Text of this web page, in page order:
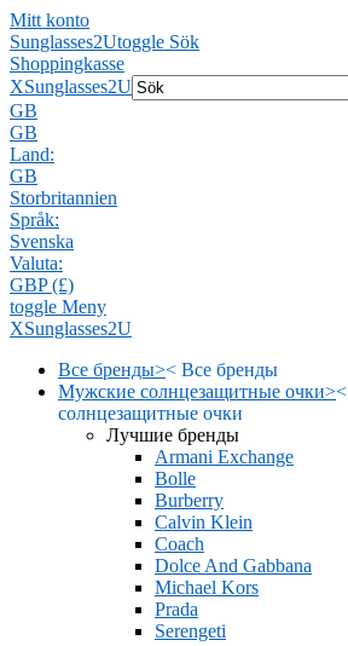
Mitt konto
Sunglasses2Utoggle Sök
Shoppingkasse
XSunglasses2U
GB
GB
Land:
GB
Storbritannien
Språk:
Svenska
Valuta:
GBP (£)
toggle Meny
XSunglasses2U
Все бренды>< Все бренды
Мужские солнцезащитные очки><
солнцезащитные очки
Лучшие бренды
Armani Exchange
Bolle
Burberry
Calvin Klein
Coach
Dolce And Gabbana
Michael Kors
Prada
Serengeti